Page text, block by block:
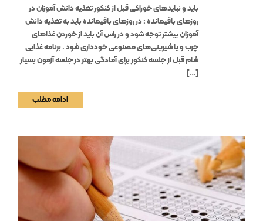
باید و نبایدهای خوراکی قبل از کنکور تغذیه دانش آموزان در
روزهای باقیمانده : در روزهای باقیمانده باید به تغذیه دانش
آموزان بیشتر توجه شود و در راس آن باید از خوردن غذاهای
چرب و یا شیرینی‌های مصنوعی خودداری شود . برنامه غذایی
شام قبل از جلسه کنکور برای آمادگی بهتر در جلسه آزمون بسیار
[…]
ادامه مطلب